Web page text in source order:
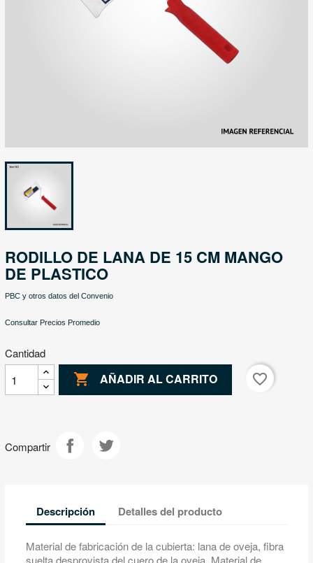
RODILLO DE LANA DE 15 CM MANGO
DE PLASTICO
PBC y otros datos del Convenio
Consultar Precios Promedio
Cantidad
 AÑADIR AL CARRITO favorite_border
Compartir
Descripción Detalles del producto
Material de fabricación de la cubierta: lana de oveja, fibra
suelta desprovista del cuero de la oveja. Material de